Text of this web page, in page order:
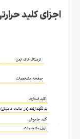
اجزای کلید